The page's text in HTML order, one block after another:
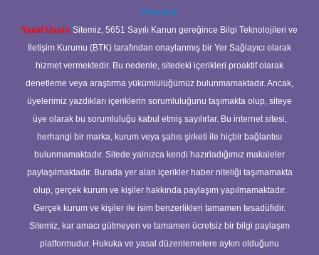
@karabul
Yasal Uyarı: Sitemiz, 5651 Sayılı Kanun gereğince Bilgi Teknolojileri ve
İletişim Kurumu (BTK) tarafından onaylanmış bir Yer Sağlayıcı olarak
hizmet vermektedir. Bu nedenle, sitedeki içerikleri proaktif olarak
denetleme veya araştırma yükümlülüğümüz bulunmamaktadır. Ancak,
üyelerimiz yazdıkları içeriklerin sorumluluğunu taşımakta olup, siteye
üye olarak bu sorumluluğu kabul etmiş sayılırlar. Bu internet sitesi,
herhangi bir marka, kurum veya şahıs şirketi ile hiçbir bağlantısı
bulunmamaktadır. Sitede yalnızca kendi hazırladığımız makaleler
paylaşılmaktadır. Burada yer alan içerikler haber niteliği taşımamakta
olup, gerçek kurum ve kişiler hakkında paylaşım yapılmamaktadır.
Gerçek kurum ve kişiler ile isim benzerlikleri tamamen tesadüfidir.
Sitemiz, kar amacı gütmeyen ve tamamen ücretsiz bir bilgi paylaşım
platformudur. Hukuka ve yasal düzenlemelere aykırı olduğunu